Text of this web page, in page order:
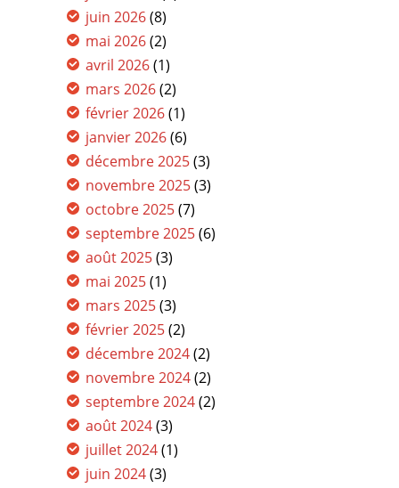
juin 2026(8)
mai 2026(2)
avril 2026(1)
mars 2026(2)
février 2026(1)
janvier 2026(6)
décembre 2025(3)
novembre 2025(3)
octobre 2025(7)
septembre 2025(6)
août 2025(3)
mai 2025(1)
mars 2025(3)
février 2025(2)
décembre 2024(2)
novembre 2024(2)
septembre 2024(2)
août 2024(3)
juillet 2024(1)
juin 2024(3)